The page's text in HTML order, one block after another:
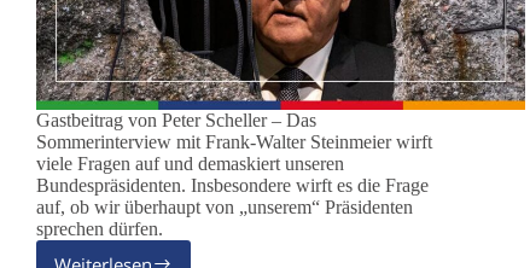
Gastbeitrag von Peter Scheller – Das
Sommerinterview mit Frank-Walter Steinmeier wirft
viele Fragen auf und demaskiert unseren
Bundespräsidenten. Insbesondere wirft es die Frage
auf, ob wir überhaupt von „unserem“ Präsidenten
sprechen dürfen.